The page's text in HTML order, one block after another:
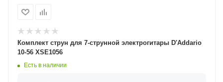
Комплект струн для 7-струнной электрогитары D'Addario
10-56 XSE1056
Есть в наличии